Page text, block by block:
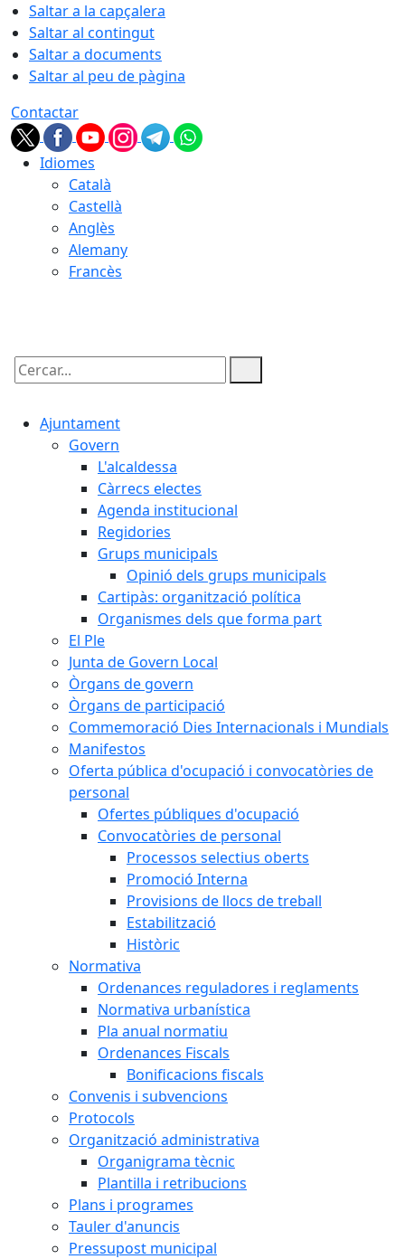
Saltar a la capçalera
Saltar al contingut
Saltar a documents
Saltar al peu de pàgina
Contactar
Idiomes
Català
Castellà
Anglès
Alemany
Francès
Cercar:
Ajuntament
Govern
L'alcaldessa
Càrrecs electes
Agenda institucional
Regidories
Grups municipals
Opinió dels grups municipals
Cartipàs: organització política
Organismes dels que forma part
El Ple
Junta de Govern Local
Òrgans de govern
Òrgans de participació
Commemoració Dies Internacionals i Mundials
Manifestos
Oferta pública d'ocupació i convocatòries de
personal
Ofertes públiques d'ocupació
Convocatòries de personal
Processos selectius oberts
Promoció Interna
Provisions de llocs de treball
Estabilització
Històric
Normativa
Ordenances reguladores i reglaments
Normativa urbanística
Pla anual normatiu
Ordenances Fiscals
Bonificacions fiscals
Convenis i subvencions
Protocols
Organització administrativa
Organigrama tècnic
Plantilla i retribucions
Plans i programes
Tauler d'anuncis
Pressupost municipal